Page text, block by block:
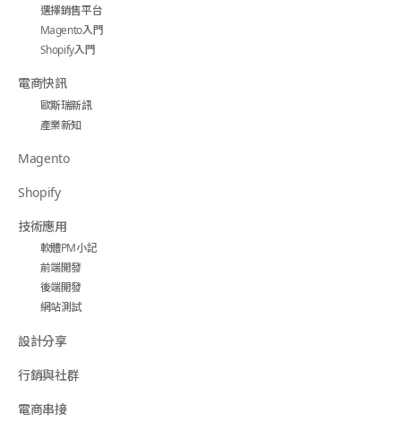
選擇銷售平台
Magento入門
Shopify入門
電商快訊
歐斯瑞新訊
產業新知
Magento
Shopify
技術應用
軟體PM小記
前端開發
後端開發
網站測試
設計分享
行銷與社群
電商串接